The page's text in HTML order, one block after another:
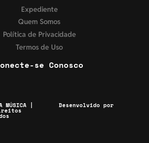
Expediente
Quem Somos
Política de Privacidade
Termos de Uso
se Conosco
MÚSICA | Desenvolvido por